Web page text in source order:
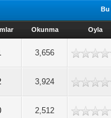
Bu
Okunma Oyla
3,656
3,924
2,512